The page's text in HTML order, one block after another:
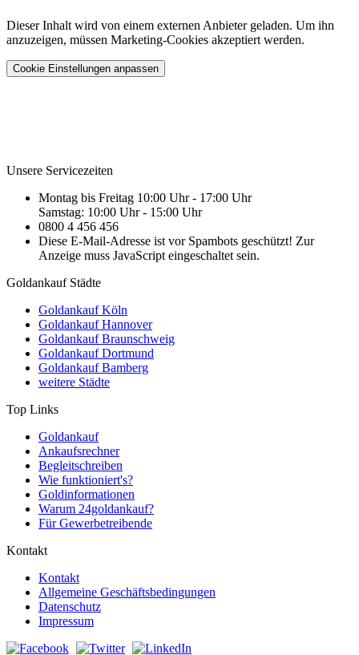
Dieser Inhalt wird von einem externen Anbieter geladen. Um ihn
anzuzeigen, müssen Marketing-Cookies akzeptiert werden.
Cookie Einstellungen anpassen
Unsere Servicezeiten
Montag bis Freitag 10:00 Uhr - 17:00 Uhr
Samstag: 10:00 Uhr - 15:00 Uhr
0800 4 456 456
Diese E-Mail-Adresse ist vor Spambots geschützt! Zur
Anzeige muss JavaScript eingeschaltet sein.
Goldankauf Städte
Goldankauf Köln
Goldankauf Hannover
Goldankauf Braunschweig
Goldankauf Dortmund
Goldankauf Bamberg
weitere Städte
Top Links
Goldankauf
Ankaufsrechner
Begleitschreiben
Wie funktioniert's?
Goldinformationen
Warum 24goldankauf?
Für Gewerbetreibende
Kontakt
Kontakt
Allgemeine Geschäftsbedingungen
Datenschutz
Impressum